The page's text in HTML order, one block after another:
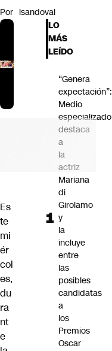
Por lsandoval
Es
te
mi
ér
col
es,
du
ra
nt
e
LO
MÁS
LEÍDO
“Genera
expectación”:
Medio
especializado
destaca
a
la
actriz
Mariana
di
Girolamo
y
la
incluye
entre
las
posibles
candidatas
a
los
Premios
Oscar